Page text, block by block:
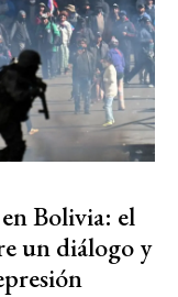
Bolivia: el
un diálogo y